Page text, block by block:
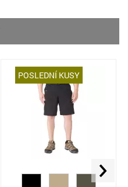
POSLEDNÍ KUSY